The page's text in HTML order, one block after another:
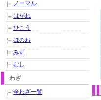
ノーマル
はがね
ひこう
ほのお
みず
むし
わざ
全わざ一覧